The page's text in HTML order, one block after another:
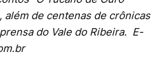
além de centenas de crônicas
do Vale do Ribeira. E-